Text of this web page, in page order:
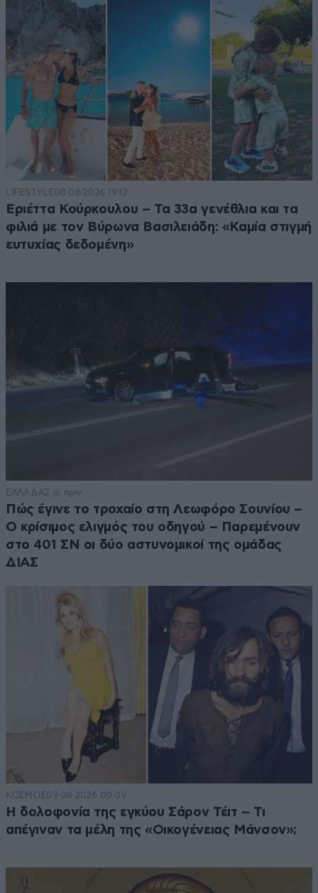
LIFESTYLE08·08·2026 19:12
Εριέττα Κούρκουλου – Τα 33α γενέθλια και τα
φιλιά με τον Βύρωνα Βασιλειάδη: «Καμία στιγμή
ευτυχίας δεδομένη»
ΕΛΛΑΔΑ2 ω. πριν
Πώς έγινε το τροχαίο στη Λεωφόρο Σουνίου –
Ο κρίσιμος ελιγμός του οδηγού – Παρεμένουν
στο 401 ΣΝ οι δύο αστυνομικοί της ομάδας
ΔΙΑΣ
ΚΟΣΜΟΣ09·08·2026 00:09
Η δολοφονία της εγκύου Σάρον Τέιτ – Τι
απέγιναν τα μέλη της «Οικογένειας Μάνσον»;